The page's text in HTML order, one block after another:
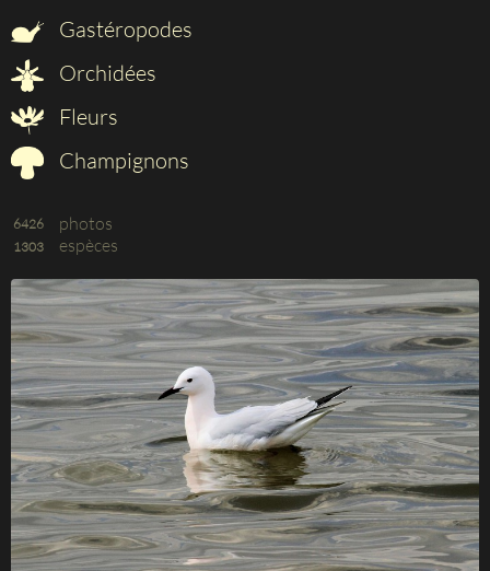
Gastéropodes
Orchidées
Fleurs
Champignons
6426 photos
1303 espèces